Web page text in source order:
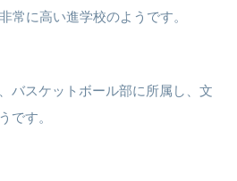
常に高い進学校のようです。
バスケットボール部に所属し、文
です。